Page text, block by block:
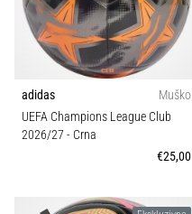
Play
for
More
Victories
Pripremi
se
za
adidas
Muško
UEFA Champions League Club
2026/27 - Crna
€25,00